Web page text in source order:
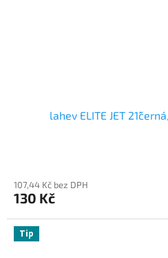
lahev ELITE JET
107,44 Kč bez DPH
130 Kč
Tip